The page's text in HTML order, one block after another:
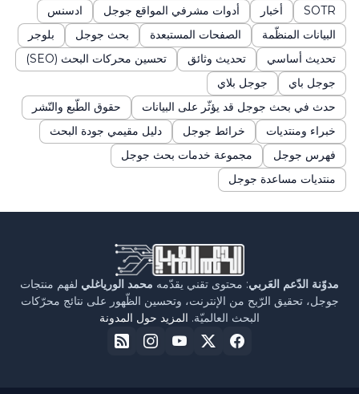
SOTR أخبار أدوات مشرفي المواقع جوجل
ادسنس
البيانات المنظّمة
الصفحات المستبعدة بحث جوجل
بلوجر
تحديث أساسي
تحديث وثائق
تحسين محركات البحث (SEO)
جوجل باي
جوجل بلاي
حدث في بحث جوجل قد يؤثّر على البيانات
حقوق الطّبع والنّشر
خبراء ومنتديات
خرائط جوجل
دليل مقيمي جودة البحث
فهرس جوجل
مجموعة خدمات بحث جوجل
منتديات مساعدة جوجل
مدوّنة الدّعم العَربي: محتوى تقني يقدّمه محمد الورياغلي لفهم منتجات
جوجل، تحقيق الرّبح من الإنترنت، وتحسين الظّهور على نتائج محرّكات
البحث العالميّة. المزيد حول المدونة